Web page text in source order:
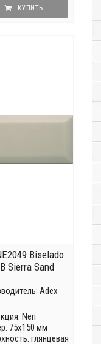
КУПИТЬ
Biselado
Sierra Sand
Adex
Neri
75x150 мм
глянцевая